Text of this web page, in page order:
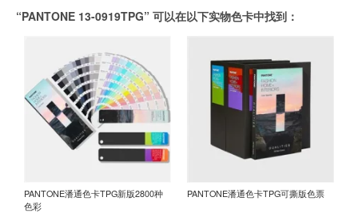
“PANTONE 13-0919TPG” 可以在以下实物色卡中找到：
PANTONE潘通色卡TPG新版2800种
色彩
PANTONE潘通色卡TPG可撕版色票